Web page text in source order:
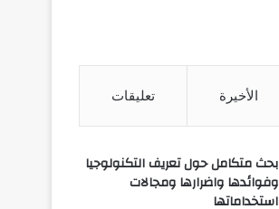
الأخيرة تعليقات
بحث متكامل حول تعريف التكنولوجيا
وفوائدها واضرارها ومجالات
استخداماتها